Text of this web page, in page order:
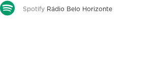
Spotify Rádio Belo Horizonte